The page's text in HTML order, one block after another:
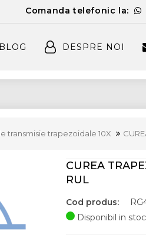
Comanda telefonic la:
BLOG DESPRE NOI
transmisie trapezoidale 10X
CUREA
RUL
Cod produs:
Disponibil in